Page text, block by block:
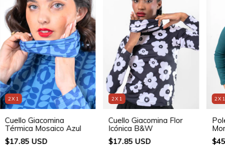
2X1
Cuello Giacomina
Térmica Mosaico Azul
$17.85 USD
2X1
Cuello Giacomina Flor
Icónica B&W
$17.85 USD